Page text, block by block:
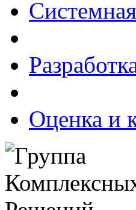
Оценка и